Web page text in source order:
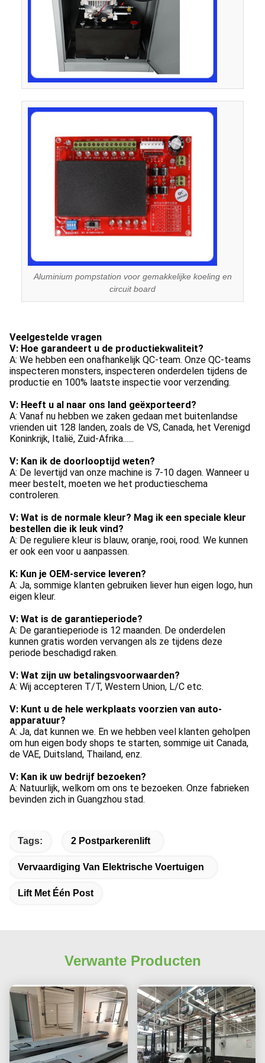
Aluminium pompstation voor gemakkelijke koeling en
circuit board
Veelgestelde vragen
V: Hoe garandeert u de productiekwaliteit?
A: We hebben een onafhankelijk QC-team. Onze QC-teams
inspecteren monsters, inspecteren onderdelen tijdens de
productie en 100% laatste inspectie voor verzending.
V: Heeft u al naar ons land geëxporteerd?
A: Vanaf nu hebben we zaken gedaan met buitenlandse
vrienden uit 128 landen, zoals de VS, Canada, het Verenigd
Koninkrijk, Italië, Zuid-Afrika......
V: Kan ik de doorlooptijd weten?
A: De levertijd van onze machine is 7-10 dagen. Wanneer u
meer bestelt, moeten we het productieschema
controleren.
V: Wat is de normale kleur? Mag ik een speciale kleur
bestellen die ik leuk vind?
A: De reguliere kleur is blauw, oranje, rooi, rood. We kunnen
er ook een voor u aanpassen.
K: Kun je OEM-service leveren?
A: Ja, sommige klanten gebruiken liever hun eigen logo, hun
eigen kleur.
V: Wat is de garantieperiode?
A: De garantieperiode is 12 maanden. De onderdelen
kunnen gratis worden vervangen als ze tijdens deze
periode beschadigd raken.
V: Wat zijn uw betalingsvoorwaarden?
A: Wij accepteren T/T, Western Union, L/C etc.
V: Kunt u de hele werkplaats voorzien van auto-
apparatuur?
A: Ja, dat kunnen we. En we hebben veel klanten geholpen
om hun eigen body shops te starten, sommige uit Canada,
de VAE, Duitsland, Thailand, enz.
V: Kan ik uw bedrijf bezoeken?
A: Natuurlijk, welkom om ons te bezoeken. Onze fabrieken
bevinden zich in Guangzhou stad.
Tags: 2 Postparkerenlift
Vervaardiging Van Elektrische Voertuigen
Lift Met Één Post
Verwante Producten